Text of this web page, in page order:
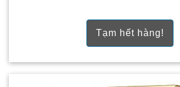
Tạm hết hàng!